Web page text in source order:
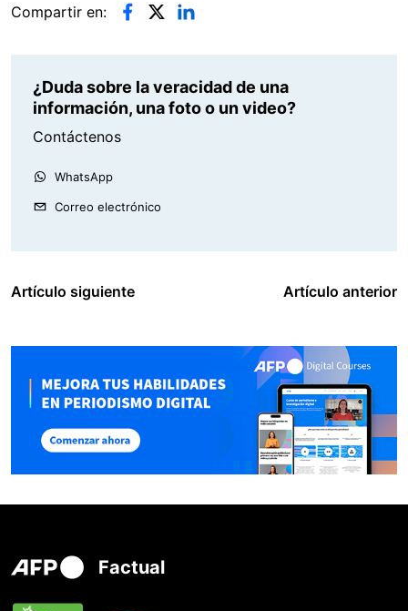
Compartir en:
¿Duda sobre la veracidad de una
información, una foto o un video?
Contáctenos
WhatsApp
Correo electrónico
Artículo siguiente Artículo anterior
Factual